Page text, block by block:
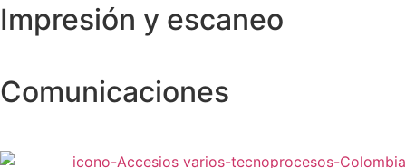
Impresión y escaneo
Comunicaciones